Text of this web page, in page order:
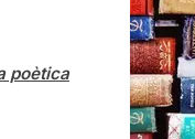
poètica